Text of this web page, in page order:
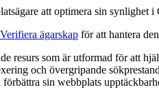
att optimera sin
Verifiera ägarskap för att hantera
resurs som är utformad för att
och övergripande
sin webbplats